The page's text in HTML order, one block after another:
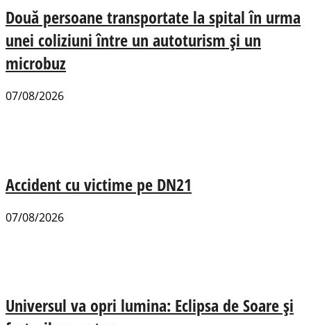
Două persoane transportate la spital în urma
unei coliziuni între un autoturism și un
microbuz
07/08/2026
Accident cu victime pe DN21
07/08/2026
Universul va opri lumina: Eclipsa de Soare și